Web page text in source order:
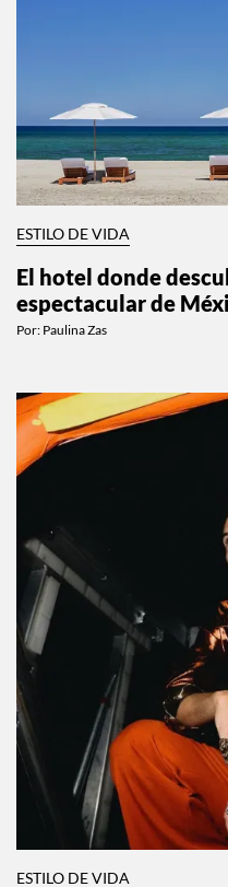
ESTILO DE VIDA
El hotel donde
espectacular de
Por: Paulina Zas
ESTILO DE VIDA